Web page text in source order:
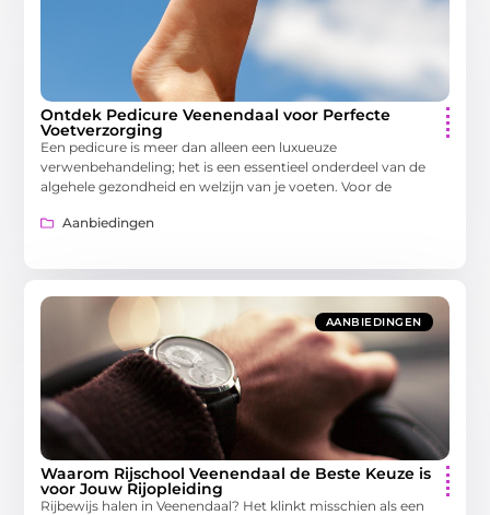
Ontdek Pedicure Veenendaal voor Perfecte
Voetverzorging
Een pedicure is meer dan alleen een luxueuze
verwenbehandeling; het is een essentieel onderdeel van de
algehele gezondheid en welzijn van je voeten. Voor de
Aanbiedingen
AANBIEDINGEN
Waarom Rijschool Veenendaal de Beste Keuze is
voor Jouw Rijopleiding
Rijbewijs halen in Veenendaal? Het klinkt misschien als een